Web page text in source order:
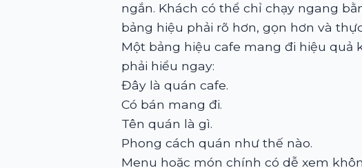
ngắn. Khách có thể chỉ chạy ngang
bảng hiệu phải rõ hơn, gọn hơn và
Một bảng hiệu cafe mang đi hiệu
phải hiểu ngay:
Đây là quán cafe.
Có bán mang đi.
Tên quán là gì.
Phong cách quán như thế nào.
Menu hoặc món chính có dễ xem